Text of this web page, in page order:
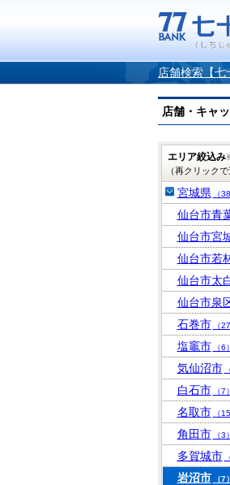
店舗検索【七
店舗・キャ
エリア絞込み
（再クリック
宮城県 （
仙台市青
仙台市宮
仙台市若
仙台市太
仙台市泉
石巻市 （27
塩竈市 （6）
気仙沼市
白石市 （7）
名取市 （15
角田市 （3）
多賀城市
岩沼市 （7）